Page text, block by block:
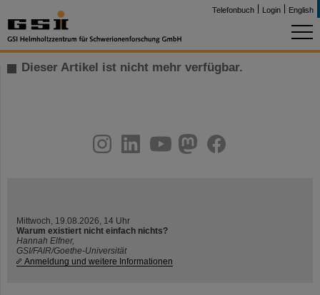
Telefonbuch Login English
Dieser Artikel ist nicht mehr verfügbar.
youtube
helmholtz.social
facebook
Mittwoch, 19.08.2026, 14 Uhr
Warum existiert nicht einfach nichts?
Hannah Elfner,
GSI/FAIR/Goethe-Universität
Anmeldung und weitere Informationen